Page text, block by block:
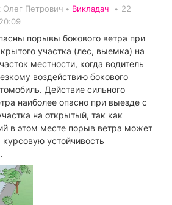
Петрович • Викладач • 22
порывы бокового ветра при
участка (лес, выемка) на
местности, когда водитель
воздействию бокового
Действие сильного
наиболее опасно при выезде с
на открытый, так как
в этом месте порыв ветра может
курсовую устойчивость